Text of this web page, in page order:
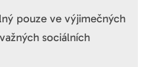
pouze ve výjimečných
sociálních